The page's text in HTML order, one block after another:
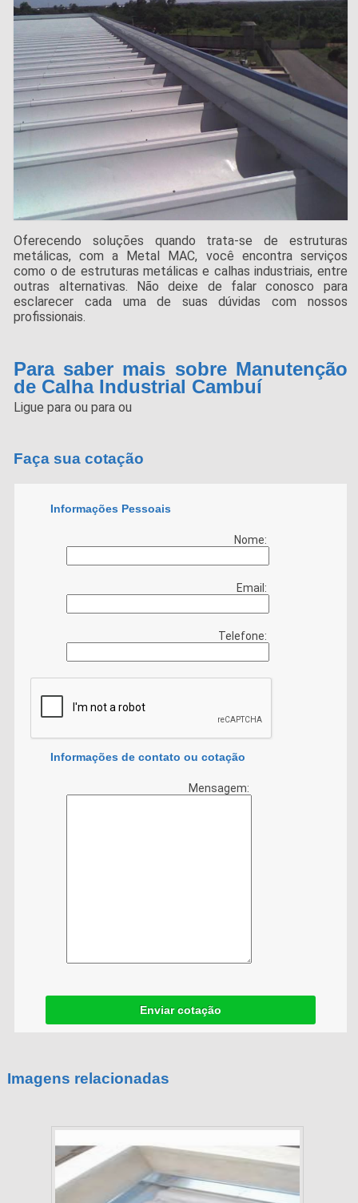
Oferecendo soluções quando trata-se de estruturas
metálicas, com a Metal MAC, você encontra serviços
como o de estruturas metálicas e calhas industriais, entre
outras alternativas. Não deixe de falar conosco para
esclarecer cada uma de suas dúvidas com nossos
profissionais.
Para saber mais sobre Manutenção
de Calha Industrial Cambuí
Ligue paraou paraou
Faça sua cotação
Informações Pessoais
Nome:
Email:
Telefone:
Informações de contato ou cotação
Mensagem:
Enviar cotação
Imagens relacionadas